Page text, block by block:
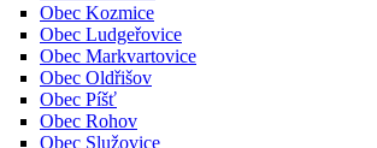
Obec Kozmice
Obec Ludgeřovice
Obec Markvartovice
Obec Oldřišov
Obec Píšť
Obec Rohov
Obec Služovice